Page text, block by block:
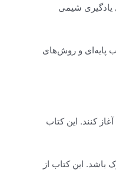
یادگیری شیمی
پایه‌ای و روش‌های
کنند. این کتاب
باشد. این کتاب از